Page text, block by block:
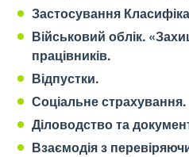
Застосування
Військовий облік.
працівників.
Відпустки.
Соціальне страхування.
Діловодство та
Взаємодія з